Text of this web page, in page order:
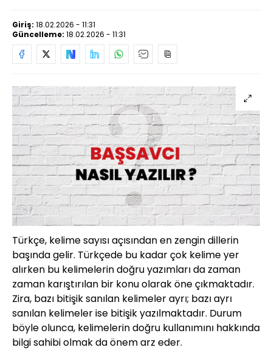
Giriş: 18.02.2026 - 11:31
Güncelleme: 18.02.2026 - 11:31
Türkçe, kelime sayısı açısından en zengin dillerin
başında gelir. Türkçede bu kadar çok kelime yer
alırken bu kelimelerin doğru yazımları da zaman
zaman karıştırılan bir konu olarak öne çıkmaktadır.
Zira, bazı bitişik sanılan kelimeler ayrı; bazı ayrı
sanılan kelimeler ise bitişik yazılmaktadır. Durum
böyle olunca, kelimelerin doğru kullanımını hakkında
bilgi sahibi olmak da önem arz eder.